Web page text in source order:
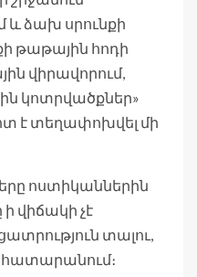
և ձախ սրունքի
թաթային հոդի
վիրավորում,
կոտրվածքներ»
է տեղափոխվել մի
ոստիկաններին
վիճակի չէ
տալու,